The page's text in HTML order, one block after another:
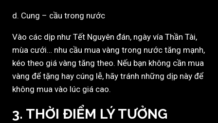
d. Cung – cầu trong nước
Vào các dịp như Tết Nguyên đán, ngày vía Thần Tài,
mùa cưới… nhu cầu mua vàng trong nước tăng mạnh,
kéo theo giá vàng tăng theo. Nếu bạn không cần mua
vàng để tặng hay cúng lễ, hãy tránh những dịp này để
không mua vào lúc giá cao.
3. THỜI ĐIỂM LÝ TƯỞNG